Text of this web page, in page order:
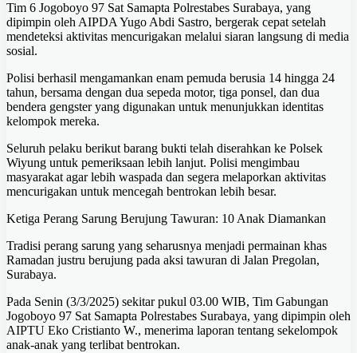
Tim 6 Jogoboyo 97 Sat Samapta Polrestabes Surabaya, yang
dipimpin oleh AIPDA Yugo Abdi Sastro, bergerak cepat setelah
mendeteksi aktivitas mencurigakan melalui siaran langsung di media
sosial.
Polisi berhasil mengamankan enam pemuda berusia 14 hingga 24
tahun, bersama dengan dua sepeda motor, tiga ponsel, dan dua
bendera gengster yang digunakan untuk menunjukkan identitas
kelompok mereka.
Seluruh pelaku berikut barang bukti telah diserahkan ke Polsek
Wiyung untuk pemeriksaan lebih lanjut. Polisi mengimbau
masyarakat agar lebih waspada dan segera melaporkan aktivitas
mencurigakan untuk mencegah bentrokan lebih besar.
Ketiga Perang Sarung Berujung Tawuran: 10 Anak Diamankan
Tradisi perang sarung yang seharusnya menjadi permainan khas
Ramadan justru berujung pada aksi tawuran di Jalan Pregolan,
Surabaya.
Pada Senin (3/3/2025) sekitar pukul 03.00 WIB, Tim Gabungan
Jogoboyo 97 Sat Samapta Polrestabes Surabaya, yang dipimpin oleh
AIPTU Eko Cristianto W., menerima laporan tentang sekelompok
anak-anak yang terlibat bentrokan.